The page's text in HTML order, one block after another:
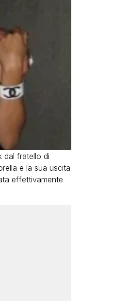
dal fratello di
e la sua uscita
effettivamente